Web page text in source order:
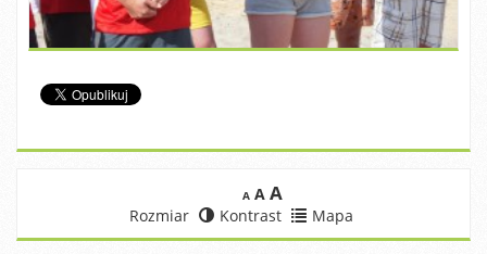
A A A
Rozmiar Kontrast Mapa